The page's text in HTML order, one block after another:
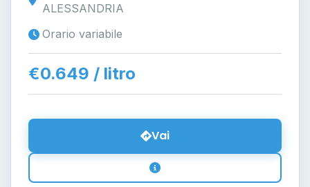
ALESSANDRIA
Orario variabile
€0.649 / litro
Vai